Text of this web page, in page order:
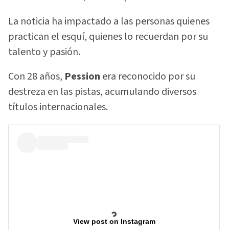
La noticia ha impactado a las personas quienes
practican el esquí, quienes lo recuerdan por su
talento y pasión.
Con 28 años, Pession era reconocido por su
destreza en las pistas, acumulando diversos
títulos internacionales.
View post on Instagram